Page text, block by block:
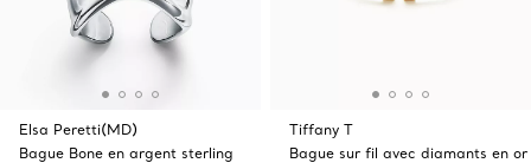
Elsa Peretti(MD)
Bague Bone en argent sterling
Tiffany T
Bague sur fil avec diamants en or